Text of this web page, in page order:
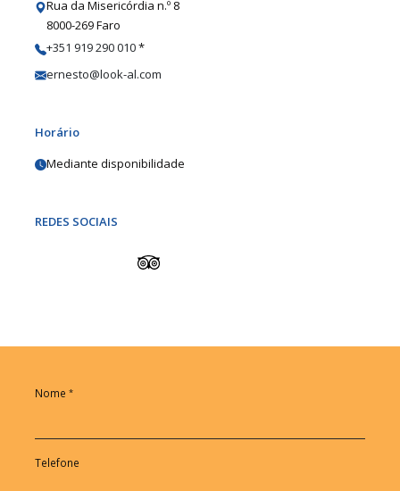
Rua da Misericórdia n.º 8
8000-269 Faro
+351 919 290 010*
ernesto@look-al.com
Horário
Mediante disponibilidade
REDES SOCIAIS
Nome
Telefone